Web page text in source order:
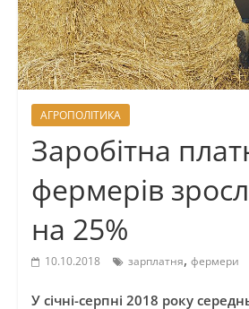
АГРОПОЛІТИКА
Заробітна
фермерів
на 25%
10.10.2018 зарплатня, фермери
У січні-серпні 2018 року